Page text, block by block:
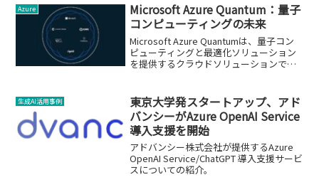
Azure
Microsoft Azure Quantum：量子
コンピューティングの未来
Microsoft Azure Quantumは、量子コン
ピューティングと最適化ソリューション
を提供するクラウドソリューションで
生成AI活用事例
東京大学発スタートアップ、アド
バンシーがAzure OpenAI Service
導入支援を開始
アドバンシー株式会社が提供するAzure
OpenAI Service/ChatGPT 導入支援サービ
スについての紹介。